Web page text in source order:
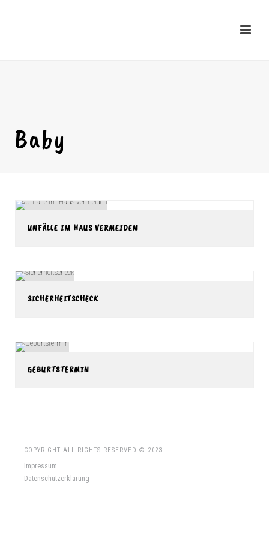
Baby
UNFÄLLE IM HAUS VERMEIDEN
SICHERHEITSCHECK
GEBURTSTERMIN
COPYRIGHT ALL RIGHTS RESERVED © 2023
Impressum
Datenschutzerklärung